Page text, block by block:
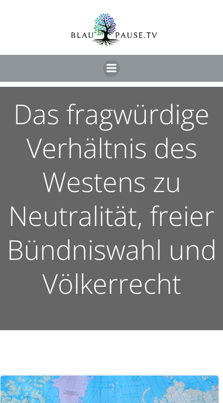
Das fragwürdige
Verhältnis des
Westens zu
Neutralität, freier
Bündniswahl und
Völkerrecht